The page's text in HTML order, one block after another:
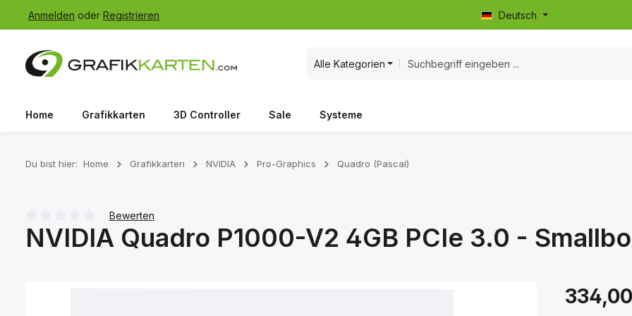
Hauptinhalt springen
Zur Suche springen
Zur Hauptnavigation springen
Anmelden oder Registrieren Deutsch
Alle Kategorien
Home Grafikkarten 3D Controller Sale Systeme
Du bist hier: Home Grafikkarten NVIDIA Pro-Graphics Quadro (Pascal)
Durchschnittliche Bewertung von 0 von 5 Sternen
Bewerten
NVIDIA Quadro P1000-V2 4GB PCIe 3.0 -
Regulärer Preis: